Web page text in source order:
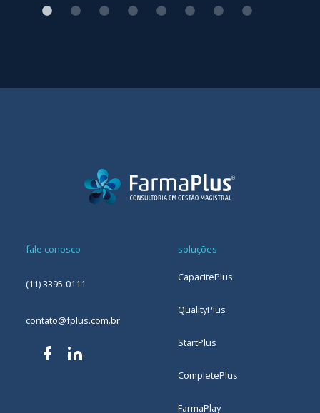
fale conosco
(11) 3395-0111
contato@fplus.com.br
soluções
CapacitePlus
QualityPlus
StartPlus
CompletePlus
FarmaPlay